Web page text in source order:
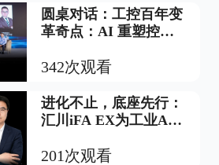
圆桌对话：工控百年变
革奇点：AI 重塑控制
来产业链格局
342次观看
进化不止，底座先行：
汇川iFA EX为工业AI
201次观看